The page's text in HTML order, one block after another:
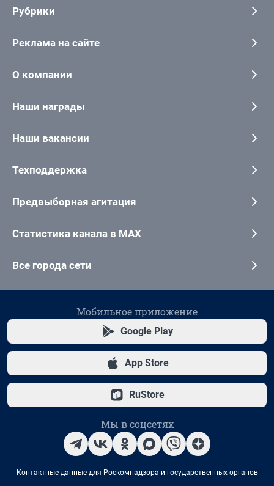
Рубрики
Реклама на сайте
О компании
Наши награды
Наши вакансии
Техподдержка
Предвыборная агитация
Статистика канала в MAX
Все города сети
Мобильное приложение
Google Play
App Store
RuStore
Мы в соцсетях
Контактные данные для Роскомнадзора и государственных органов